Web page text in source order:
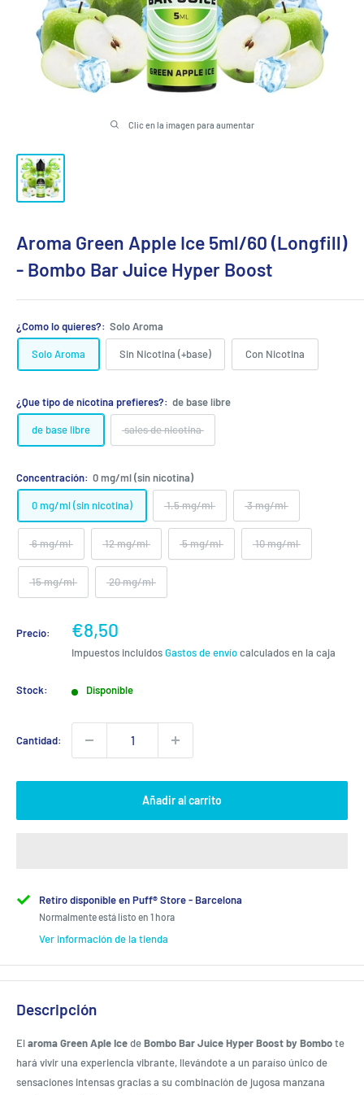
Clic en la imagen para aumentar
Aroma Green Apple Ice 5ml/60 (Longfill)
- Bombo Bar Juice Hyper Boost
¿Como lo quieres?: Solo Aroma
Solo Aroma Sin Nicotina (+base) Con Nicotina
¿Que tipo de nicotina prefieres?: de base libre
de base libre sales de nicotina
Concentración: 0 mg/ml (sin nicotina)
0 mg/ml (sin nicotina) 1.5 mg/ml 3 mg/ml
6 mg/ml 12 mg/ml 5 mg/ml 10 mg/ml
15 mg/ml 20 mg/ml
Precio:
Precio
de
venta
€8,50
Impuestos incluidosGastos de envíocalculados en la caja
Stock: Disponible
Cantidad:
Añadir al carrito
Retiro disponible en Puff® Store - Barcelona
Normalmente está listo en 1 hora
Ver información de la tienda
Descripción
Elaroma Green Aple IcedeBombo Bar Juice Hyper Boost by Bombote
hará vivir una experiencia vibrante, llevándote a un paraíso único de
sensaciones intensas gracias a su combinación de jugosa manzana